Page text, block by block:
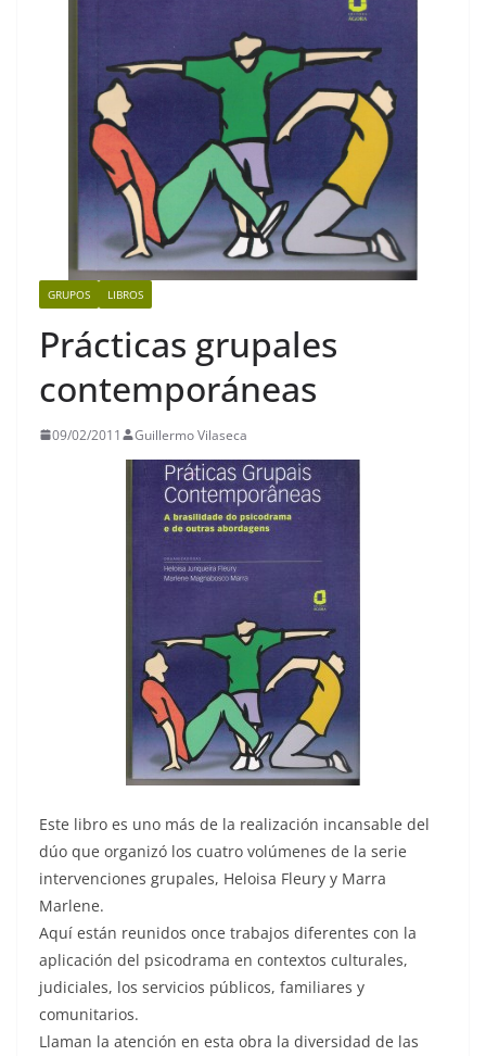
GRUPOS LIBROS
Prácticas grupales
contemporáneas
09/02/2011 Guillermo Vilaseca
Este libro es uno más de la realización incansable del
dúo que organizó los cuatro volúmenes de la serie
intervenciones grupales, Heloisa Fleury y Marra
Marlene.
Aquí están reunidos once trabajos diferentes con la
aplicación del psicodrama en contextos culturales,
judiciales, los servicios públicos, familiares y
comunitarios.
Llaman la atención en esta obra la diversidad de las